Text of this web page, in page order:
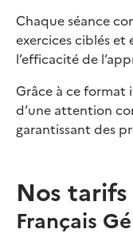
Chaque séance
exercices ciblés et
l’efficacité de
Grâce à ce format
d’une attention
garantissant des
Nos tarifs
Français